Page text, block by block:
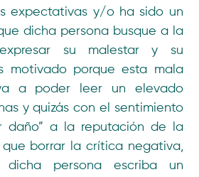
expectativas y/o ha sido un
dicha persona busque a la
su malestar y su
motivado porque esta mala
a poder leer un elevado
y quizás con el sentimiento
daño” a la reputación de la
que borrar la crítica negativa,
persona escriba un